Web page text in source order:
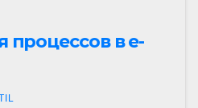
процессов в e-